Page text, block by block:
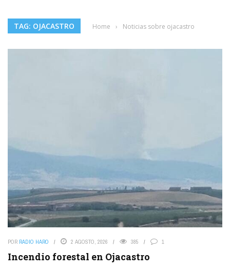
TAG: OJACASTRO Home › Noticias sobre ojacastro
POR RADIO HARO 2 AGOSTO, 2026 385 1
Incendio forestal en Ojacastro